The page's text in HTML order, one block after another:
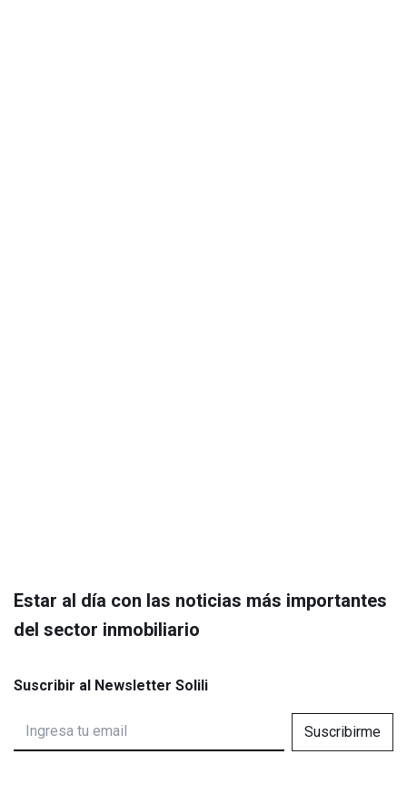
Estar al día con las noticias más importantes
del sector inmobiliario
Suscribir al Newsletter Solili
Suscribirme